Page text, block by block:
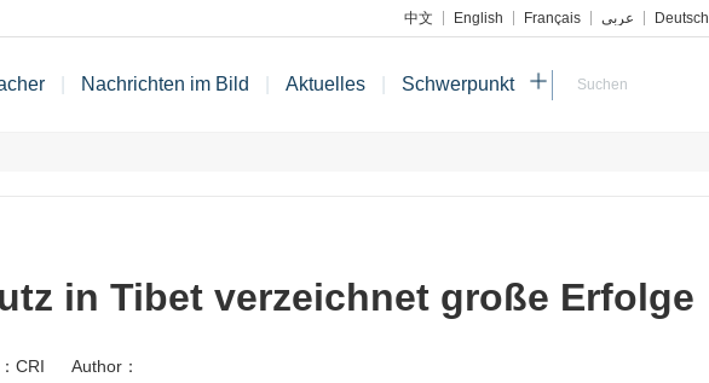
中文 English Français عربي Deutsch
Nachrichten im Bild Aktuelles Schwerpunkt
in Tibet verzeichnet große Erfolge
CRI Author：